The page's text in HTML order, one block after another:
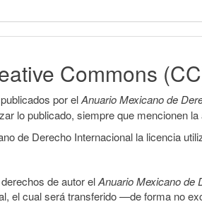
Commons
por elAnuario Mexicano de
lo publicado, siempre que mencionen
de Derecho Internacional la licencia
de autor elAnuario Mexicano de
el cual será transferido —de forma no